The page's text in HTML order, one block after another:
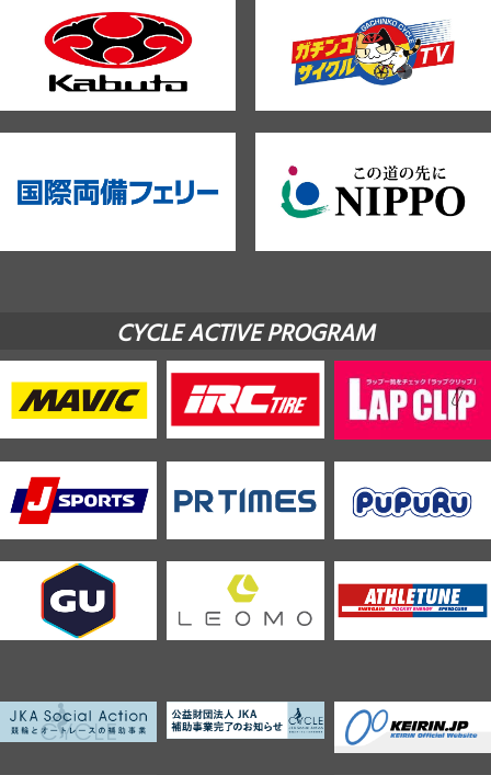
CYCLE ACTIVE PROGRAM